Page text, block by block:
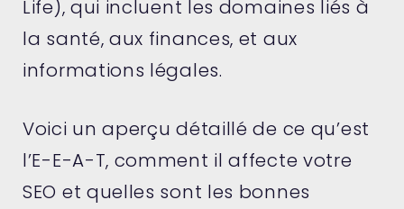
Life), qui incluent les domaines liés à
la santé, aux finances, et aux
informations légales.
Voici un aperçu détaillé de ce qu’est
l’E-E-A-T, comment il affecte votre
SEO et quelles sont les bonnes